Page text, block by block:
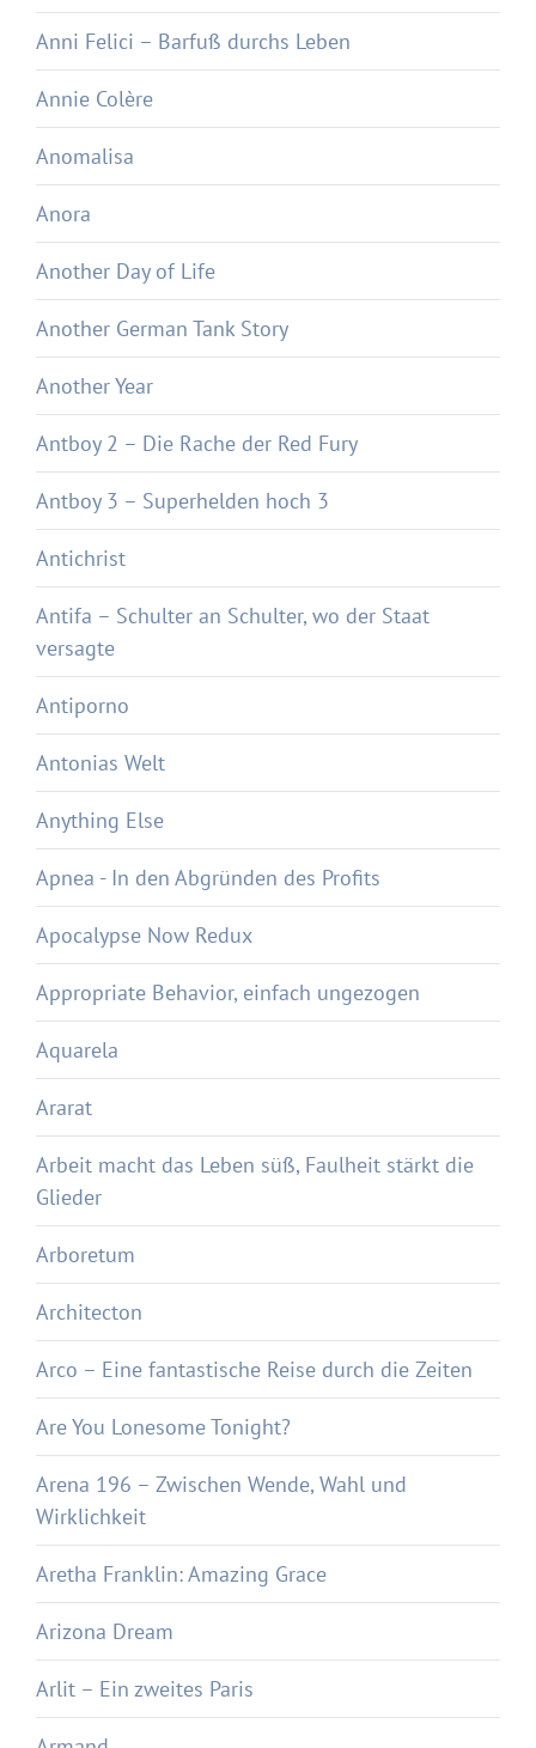
Anni Felici – Barfuß durchs Leben
Annie Colère
Anomalisa
Anora
Another Day of Life
Another German Tank Story
Another Year
Antboy 2 – Die Rache der Red Fury
Antboy 3 – Superhelden hoch 3
Antichrist
Antifa – Schulter an Schulter, wo der Staat
versagte
Antiporno
Antonias Welt
Anything Else
Apnea - In den Abgründen des Profits
Apocalypse Now Redux
Appropriate Behavior, einfach ungezogen
Aquarela
Ararat
Arbeit macht das Leben süß, Faulheit stärkt die
Glieder
Arboretum
Architecton
Arco – Eine fantastische Reise durch die Zeiten
Are You Lonesome Tonight?
Arena 196 – Zwischen Wende, Wahl und
Wirklichkeit
Aretha Franklin: Amazing Grace
Arizona Dream
Arlit – Ein zweites Paris